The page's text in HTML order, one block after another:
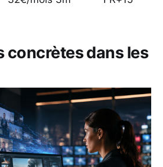
concrètes dans les